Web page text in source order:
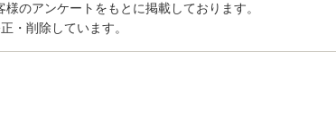
のアンケートをもとに掲載しております。
・削除しています。